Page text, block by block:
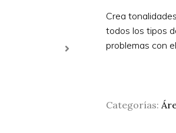
Crea
todos los tipos
problemas con
Categorías: